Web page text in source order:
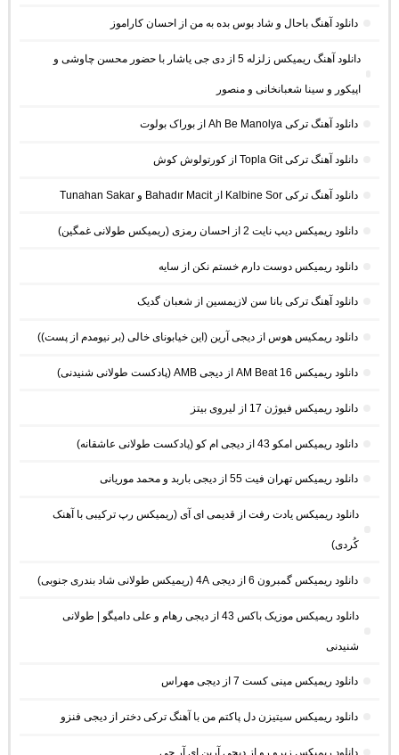
دانلود آهنگ باحال و شاد بوس بده به من از احسان کاراموز
دانلود آهنگ ریمیکس زلزله 5 از دی جی یاشار با حضور محسن چاوشی و
اپیکور و سینا شعبانخانی و منصور
دانلود آهنگ ترکی Ah Be Manolya از بوراک بولوت
دانلود آهنگ ترکی Topla Git از کورتولوش کوش
دانلود آهنگ ترکی Kalbine Sor از Bahadır Macit و Tunahan Sakar
دانلود ریمیکس دیپ نایت 2 از احسان رمزی (ریمیکس طولانی غمگین)
دانلود ریمیکس دوست دارم خستم نکن از سایه
دانلود آهنگ ترکی بانا سن لازیمسین از شعبان گدیک
دانلود ریمکیس هوس از دیجی آرین (این خیابونای خالی (بر نیومدم از پست))
دانلود ریمیکس AM Beat 16 از دیجی AMB (پادکست طولانی شنیدنی)
دانلود ریمیکس فیوژن 17 از لیروی بیتز
دانلود ریمیکس امکو 43 از دیجی ام کو (پادکست طولانی عاشقانه)
دانلود ریمیکس تهران فیت 55 از دیجی باربد و محمد موریانی
دانلود ریمیکس یادت رفت از قدیمی ای آی (ریمیکس رپ ترکیبی با آهنک
کُردی)
دانلود ریمیکس گمبرون 6 از دیجی 4A (ریمیکس طولانی شاد بندری جنوبی)
دانلود ریمیکس موزیک باکس 43 از دیجی رهام و علی دامیگو | طولانی
شنیدنی
دانلود ریمیکس مینی کست 7 از دیجی مهراس
دانلود ریمیکس سیتیزن دل پاکتم من با آهنگ ترکی دختر از دیجی فنزو
دانلود ریمیکس زیرو رو از دیجی آرین ای آر جی